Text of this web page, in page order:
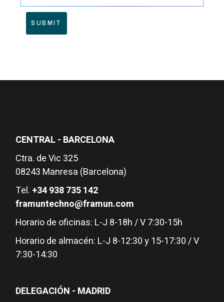
SUBMIT
CENTRAL - BARCELONA
Ctra. de Vic 325
08243 Manresa (Barcelona)
Tel. +34 938 735 142
framuntechno@framun.com
Horario de oficinas: L-J 8-18h / V 7:30-15h
Horario de almacén: L-J 8-12:30 y 15-17:30 / V
7:30-14:30
DELEGACIÓN - MADRID